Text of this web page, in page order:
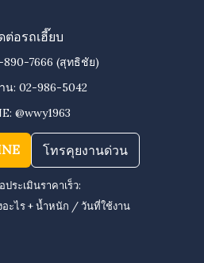
ต่อรถเฮี๊ยบ
7666 (สุทธิชัย)
น: 02-986-5042
@wwy1963
โทรคุยงานด่วน
ประเมินราคาเร็ว:
ะไร + น้ำหนัก / วันที่ใช้งาน